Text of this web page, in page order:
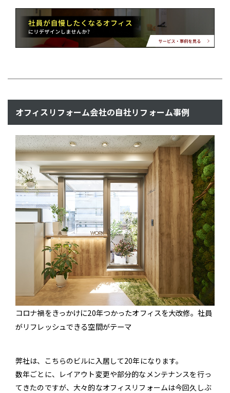
オフィスリフォーム会社の自社リフォーム事例
コロナ禍をきっかけに20年つかったオフィスを大改修。社員
がリフレッシュできる空間がテーマ
弊社は、こちらのビルに入居して20年になります。
数年ごとに、レイアウト変更や部分的なメンテナンスを行っ
てきたのですが、大々的なオフィスリフォームは今回久しぶ